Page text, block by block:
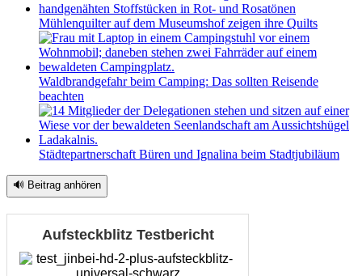
Mühlenquilter auf dem Museumshof zeigen ihre Quilts
Waldbrandgefahr beim Camping: Das sollten Reisende
beachten
Städtepartnerschaft Büren und Ignalina beim Stadtjubiläum
🔊 Beitrag anhören
Aufsteckblitz Testbericht